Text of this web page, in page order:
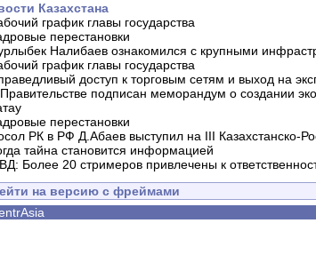
Казахстана
график главы государства
перестановки
Налибаев ознакомился с крупными
график главы государства
доступ к торговым сетям и выход на
подписан меморандум о создании
перестановки
РК в РФ Д.Абаев выступил на III Казахстанско-
тайна становится информацией
Более 20 стримеров привлечены к
на версию с фреймами